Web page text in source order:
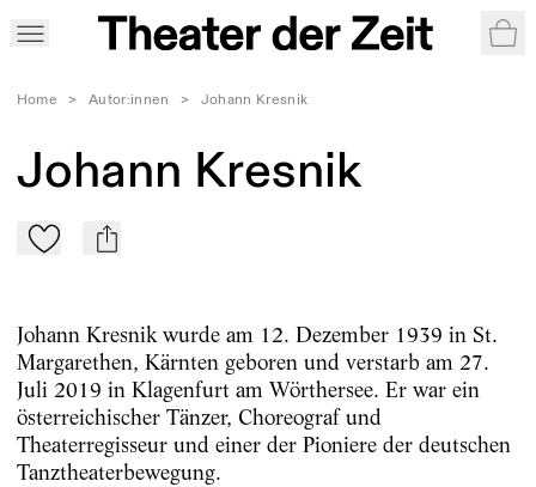
Home > Autor:innen > Johann Kresnik
Johann Kresnik
Zu Mein-TdZ hinzufügen
mail
Johann Kresnik wurde am 12. Dezember 1939 in St.
Margarethen, Kärnten geboren und verstarb am 27.
Juli 2019 in Klagenfurt am Wörthersee. Er war ein
österreichischer Tänzer, Choreograf und
Theaterregisseur und einer der Pioniere der deutschen
Tanztheaterbewegung.